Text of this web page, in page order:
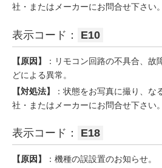
社・またはメーカーにお問合せ下さい。
表示コード： E10
【原因】
：リモコン回路の不具合、故
どによる異常。
【対処法】
：状態をお写真に撮り、な
社・またはメーカーにお問合せ下さい。
表示コード： E18
【原因】
：機種の誤設置のお知らせ。